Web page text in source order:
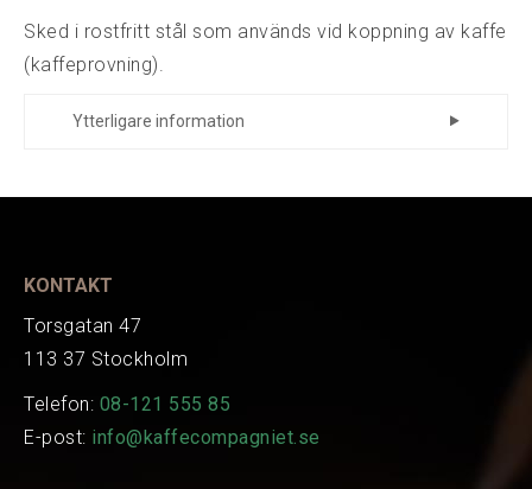
Sked i rostfritt stål som används vid koppning av kaffe
(kaffeprovning).
Ytterligare information
KONTAKT
Torsgatan 47
113 37 Stockholm
Telefon: 08-121 555 85
E-post: info@kaffecompagniet.se